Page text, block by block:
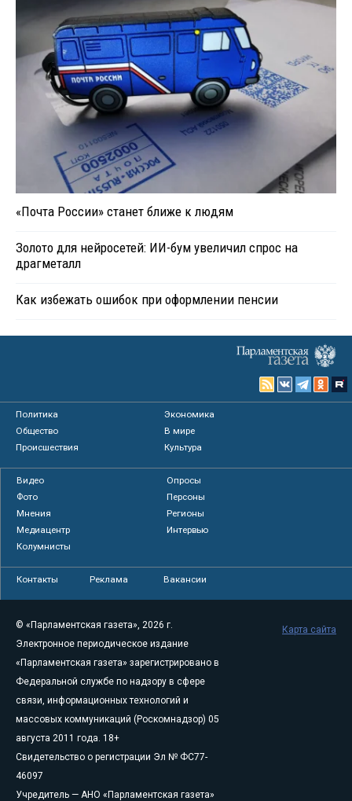
«Почта России» станет ближе к людям
Золото для нейросетей: ИИ-бум увеличил спрос на
драгметалл
Как избежать ошибок при оформлении пенсии
Политика
Экономика
Общество
В мире
Происшествия
Культура
Видео
Опросы
Фото
Персоны
Мнения
Регионы
Медиацентр
Интервью
Колумнисты
Контакты Реклама Вакансии
© «Парламентская газета», 2026 г.
Электронное периодическое издание
«Парламентская газета» зарегистрировано в
Федеральной службе по надзору в сфере
связи, информационных технологий и
массовых коммуникаций (Роскомнадзор) 05
августа 2011 года. 18+
Свидетельство о регистрации Эл № ФС77-
46097
Учредитель — АНО «Парламентская газета»
Карта сайта